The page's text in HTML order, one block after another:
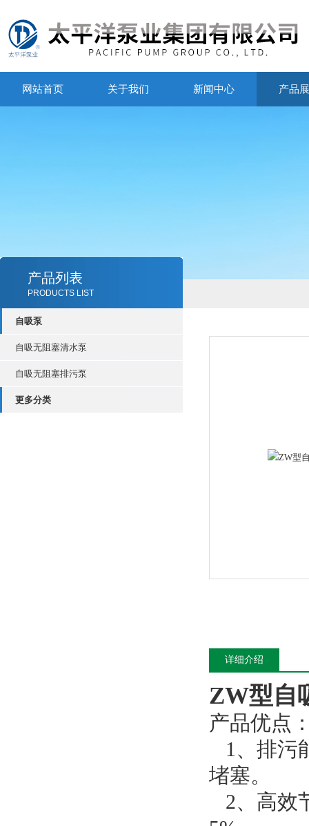
网站首页 关于我们 新闻中心 产品
产品列表
PRODUCTS LIST
自吸泵
自吸无阻塞清水泵
自吸无阻塞排污泵
更多分类
详细介绍
ZW型自
产品优点
1、排污
堵塞。
2、高效